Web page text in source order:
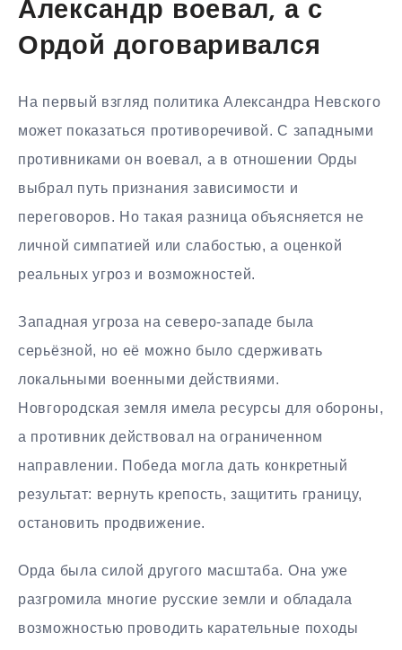
Александр воевал, а с
Ордой договаривался
На первый взгляд политика Александра Невского
может показаться противоречивой. С западными
противниками он воевал, а в отношении Орды
выбрал путь признания зависимости и
переговоров. Но такая разница объясняется не
личной симпатией или слабостью, а оценкой
реальных угроз и возможностей.
Западная угроза на северо-западе была
серьёзной, но её можно было сдерживать
локальными военными действиями.
Новгородская земля имела ресурсы для обороны,
а противник действовал на ограниченном
направлении. Победа могла дать конкретный
результат: вернуть крепость, защитить границу,
остановить продвижение.
Орда была силой другого масштаба. Она уже
разгромила многие русские земли и обладала
возможностью проводить карательные походы